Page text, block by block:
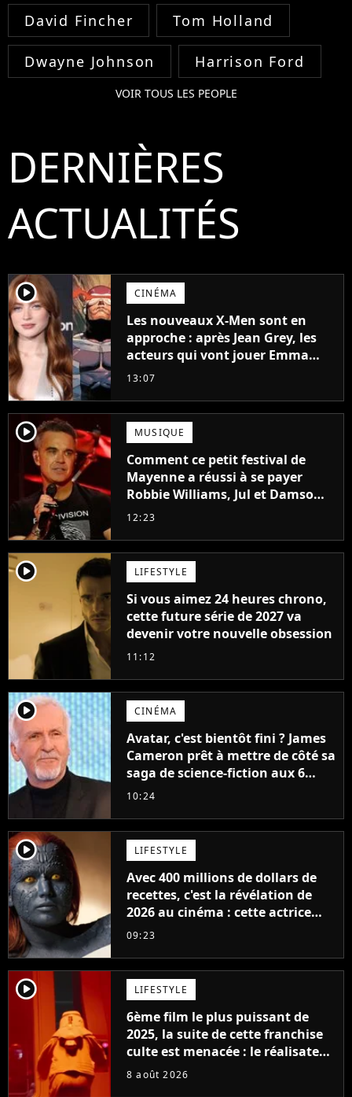
David Fincher Tom Holland
Dwayne Johnson Harrison Ford
VOIR TOUS LES PEOPLE
DERNIÈRES
ACTUALITÉS
player2 CINÉMA
Les nouveaux X-Men sont en
approche : après Jean Grey, les
acteurs qui vont jouer Emma
Frost et Cyclope trouvés !
13:07
player2 MUSIQUE
Comment ce petit festival de
Mayenne a réussi à se payer
Robbie Williams, Jul et Damso
cette année ?
12:23
player2 LIFESTYLE
Si vous aimez 24 heures chrono,
cette future série de 2027 va
devenir votre nouvelle obsession
11:12
player2 CINÉMA
Avatar, c'est bientôt fini ? James
Cameron prêt à mettre de côté sa
saga de science-fiction aux 6
milliards de recettes
10:24
player2 LIFESTYLE
Avec 400 millions de dollars de
recettes, c'est la révélation de
2026 au cinéma : cette actrice
adorée prête à remplacer
09:23
player2 LIFESTYLE
6ème film le plus puissant de
2025, la suite de cette franchise
culte est menacée : le réalisateur
claque la porte pour "différends
8 août 2026